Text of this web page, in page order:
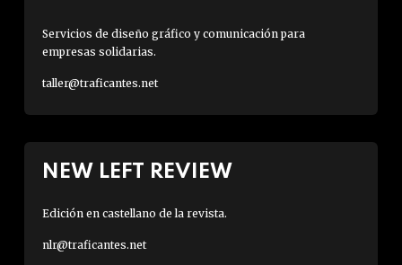
Servicios de diseño gráfico y comunicación para
empresas solidarias.
taller@traficantes.net
NEW LEFT REVIEW
Edición en castellano de la revista.
nlr@traficantes.net